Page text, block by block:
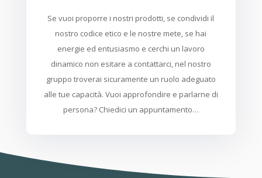
Se vuoi proporre i nostri prodotti, se condividi il
nostro codice etico e le nostre mete, se hai
energie ed entusiasmo e cerchi un lavoro
dinamico non esitare a contattarci, nel nostro
gruppo troverai sicuramente un ruolo adeguato
alle tue capacità. Vuoi approfondire e parlarne di
persona? Chiedici un appuntamento…